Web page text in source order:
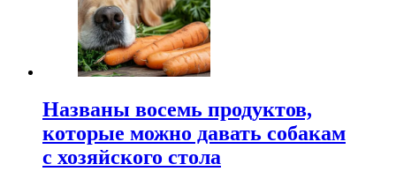
Названы восемь продуктов,
которые можно давать собакам
с хозяйского стола